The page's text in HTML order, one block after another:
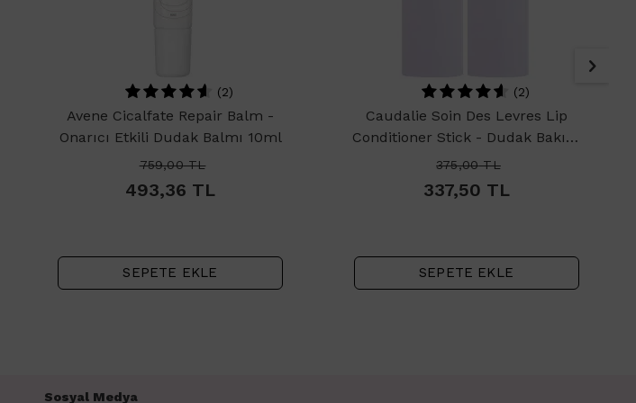
(2)
Avene Cicalfate Repair Balm -
Onarıcı Etkili Dudak Balmı 10ml
759,00TL
493,36 TL
SEPETE EKLE
(2)
Caudalie Soin Des Levres Lip
Conditioner Stick - Dudak Bakım
Kremi 4.5gr
375,00TL
337,50 TL
SEPETE EKLE
Sosyal Medya